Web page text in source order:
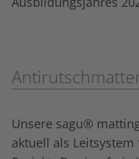
Unsere sagu®
aktuell als